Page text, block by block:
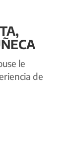
le
de